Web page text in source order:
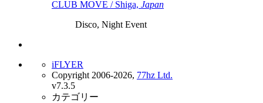
CLUB MOVE / Shiga, Japan
Disco, Night Event
iFLYER
Copyright 2006-2026, 77hz Ltd.
v7.3.5
カテゴリー